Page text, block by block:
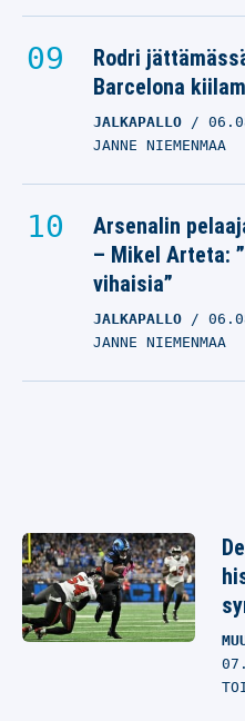
Rodri
Barcelona
JALKAPALLO
JANNE NIEMENMAA
Arsenalin
– Mikel Arteta:
vihaisia”
JALKAPALLO
JANNE NIEMENMAA